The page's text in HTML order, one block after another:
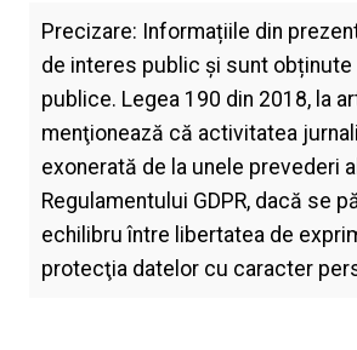
Precizare: Informațiile din
de interes public și sunt obținute
publice. Legea 190 din 2018, la
menţionează că activitatea
exonerată de la unele prevederi
Regulamentului GDPR, dacă se
echilibru între libertatea de
protecţia datelor cu caracter